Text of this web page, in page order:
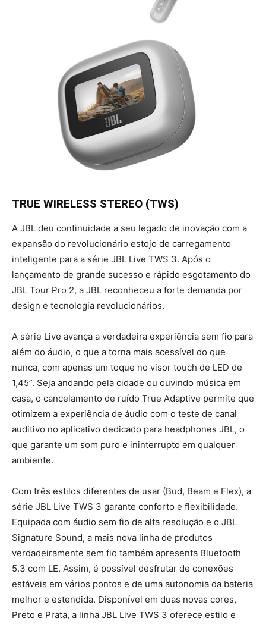
TRUE WIRELESS STEREO (TWS)
A JBL deu continuidade a seu legado de inovação com a
expansão do revolucionário estojo de carregamento
inteligente para a série JBL Live TWS 3. Após o
lançamento de grande sucesso e rápido esgotamento do
JBL Tour Pro 2, a JBL reconheceu a forte demanda por
design e tecnologia revolucionários.
A série Live avança a verdadeira experiência sem fio para
além do áudio, o que a torna mais acessível do que
nunca, com apenas um toque no visor touch de LED de
1,45”. Seja andando pela cidade ou ouvindo música em
casa, o cancelamento de ruído True Adaptive permite que
otimizem a experiência de áudio com o teste de canal
auditivo no aplicativo dedicado para headphones JBL, o
que garante um som puro e ininterrupto em qualquer
ambiente.
Com três estilos diferentes de usar (Bud, Beam e Flex), a
série JBL Live TWS 3 garante conforto e flexibilidade.
Equipada com áudio sem fio de alta resolução e o JBL
Signature Sound, a mais nova linha de produtos
verdadeiramente sem fio também apresenta Bluetooth
5.3 com LE. Assim, é possível desfrutar de conexões
estáveis em vários pontos e de uma autonomia da bateria
melhor e estendida. Disponível em duas novas cores,
Preto e Prata, a linha JBL Live TWS 3 oferece estilo e